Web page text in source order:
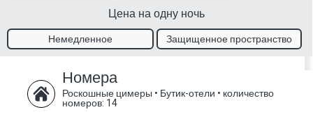
Цена на одну ночь
Немедленное
Защищенное пространство
Номера
Роскошные цимеры • Бутик-отели • количество
номеров: 14